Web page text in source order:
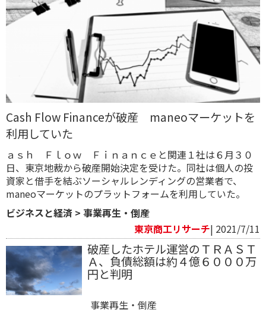
Cash Flow Financeが破産 maneoマーケットを
利用していた
ａｓｈ Ｆｌｏｗ Ｆｉｎａｎｃｅと関連１社は６月３０
日、東京地裁から破産開始決定を受けた。同社は個人の投
資家と借手を結ぶソーシャルレンディングの営業者で、
maneoマーケットのプラットフォームを利用していた。
ビジネスと経済 > 事業再生・倒産
東京商工リサーチ| 2021/7/11
破産したホテル運営のＴＲＡＳＴ
Ａ、負債総額は約４億６０００万
円と判明
事業再生・倒産